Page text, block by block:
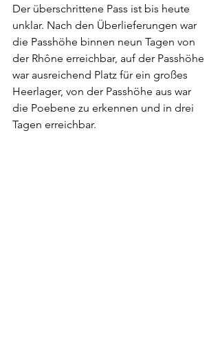
Der überschrittene Pass ist bis heute
unklar. Nach den Überlieferungen war
die Passhöhe binnen neun Tagen von
der Rhône erreichbar, auf der Passhöhe
war ausreichend Platz für ein großes
Heerlager, von der Passhöhe aus war
die Poebene zu erkennen und in drei
Tagen erreichbar.